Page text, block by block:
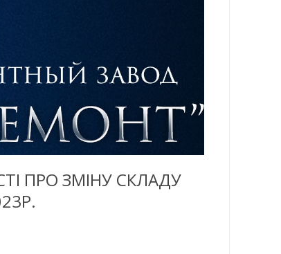
ПРО ЗМІНУ СКЛАДУ